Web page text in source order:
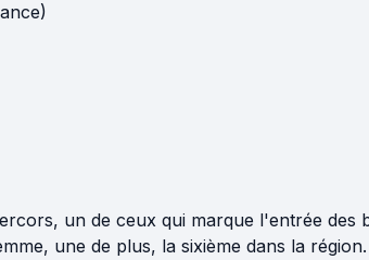
un de ceux qui marque l'entrée des
une de plus, la sixième dans la région.